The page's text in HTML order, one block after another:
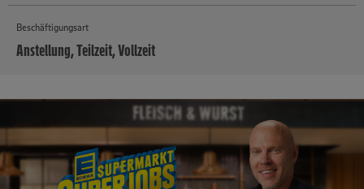
Beschäftigungsart
Anstellung, Teilzeit, Vollzeit